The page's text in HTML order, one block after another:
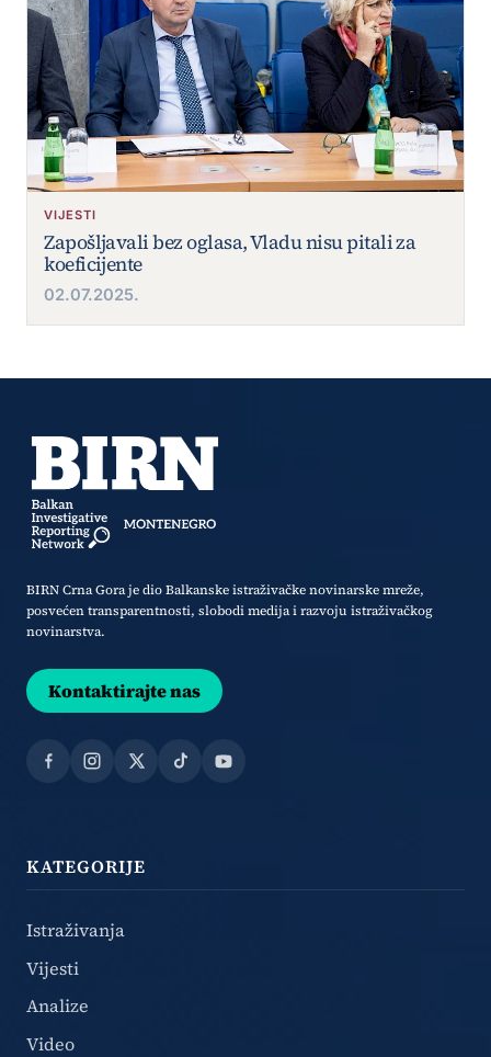
VIJESTI
Zapošljavali bez oglasa, Vladu nisu pitali za
koeficijente
02.07.2025.
BIRN Crna Gora je dio Balkanske istraživačke novinarske mreže,
posvećen transparentnosti, slobodi medija i razvoju istraživačkog
novinarstva.
Kontaktirajte nas
Facebook
Instagram
X TikTokYouTube
KATEGORIJE
Istraživanja
Vijesti
Analize
Video